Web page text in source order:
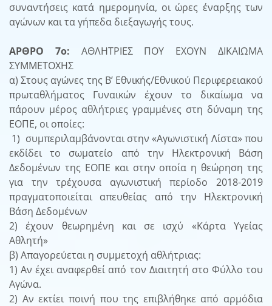
συναντήσεις κατά ημερομηνία, οι ώρες έναρξης των
αγώνων και τα γήπεδα διεξαγωγής τους.
ΑΡΘΡΟ 7ο: ΑΘΛΗΤΡΙΕΣ ΠΟΥ ΕΧΟΥΝ ΔΙΚΑΙΩΜΑ
ΣΥΜΜΕΤΟΧΗΣ
α) Στους αγώνες της Β’ Εθνικής/Εθνικού Περιφερειακού
πρωταθλήματος Γυναικών έχουν το δικαίωμα να
πάρουν μέρος αθλήτριες γραμμένες στη δύναμη της
ΕΟΠΕ, οι οποίες:
1) συμπεριλαμβάνονται στην «Αγωνιστική Λίστα» που
εκδίδει το σωματείο από την Ηλεκτρονική Βάση
Δεδομένων της ΕΟΠΕ και στην οποία η θεώρηση της
για την τρέχουσα αγωνιστική περίοδο 2018-2019
πραγματοποιείται απευθείας από την Ηλεκτρονική
Βάση Δεδομένων
2) έχουν θεωρημένη και σε ισχύ «Κάρτα Υγείας
Αθλητή»
β) Απαγορεύεται η συμμετοχή αθλήτριας:
1) Αν έχει αναφερθεί από τον Διαιτητή στο Φύλλο του
Αγώνα.
2) Αν εκτίει ποινή που της επιβλήθηκε από αρμόδια